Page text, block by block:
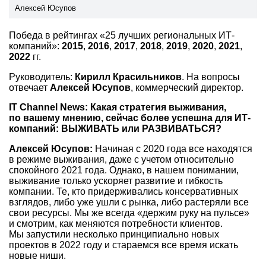
Алексей Юсупов
Победа в рейтингах «25 лучших региональных ИТ-
компаний»: 2015, 2016, 2017, 2018, 2019, 2020, 2021,
2022 гг.
Руководитель: Кирилл Красильников. На вопросы
отвечает Алексей Юсупов, коммерческий директор.
IT Channel News: Какая стратегия выживания,
по вашему мнению, сейчас более успешна для ИТ-
компаний: ВЫЖИВАТЬ или РАЗВИВАТЬСЯ?
Алексей Юсупов: Начиная с 2020 года все находятся
в режиме выживания, даже с учетом относительно
спокойного 2021 года. Однако, в нашем понимании,
выживание только ускоряет развитие и гибкость
компании. Те, кто придерживались консервативных
взглядов, либо уже ушли с рынка, либо растеряли все
свои ресурсы. Мы же всегда «держим руку на пульсе»
и смотрим, как меняются потребности клиентов.
Мы запустили несколько принципиально новых
проектов в 2022 году и стараемся все время искать
новые ниши.